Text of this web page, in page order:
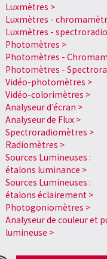
Luxmètres >
Luxmètres -
Luxmètres -
Photomètres >
Photomètres -
Photomètres -
Vidéo-photomètres >
Vidéo-colorimètres >
Analyseur d'écran >
Analyseur de Flux >
Spectroradiomètres >
Radiomètres >
Sources Lumineuses :
étalons luminance >
Sources Lumineuses :
étalons éclairement >
Photogoniomètres >
Analyseur de couleur et
lumineuse >